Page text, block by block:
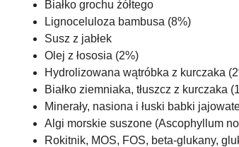
Białko grochu żółtego
Lignoceluloza bambusa (8%)
Susz z jabłek
Olej z łososia (2%)
Hydrolizowana wątróbka z kurczaka
Białko ziemniaka, tłuszcz z kurczaka
Minerały, nasiona i łuski babki
Algi morskie suszone (Ascophyllum
Rokitnik, MOS, FOS, beta-glukany,